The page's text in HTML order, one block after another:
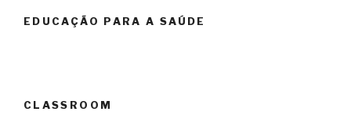
EDUCAÇÃO PARA A SAÚDE
CLASSROOM